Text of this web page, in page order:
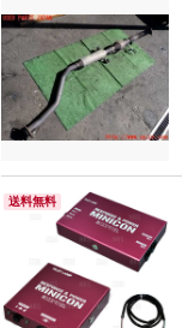
送料無料